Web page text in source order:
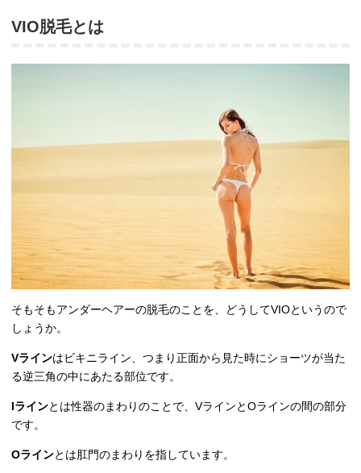
VIO脱毛とは
そもそもアンダーヘアーの脱毛のことを、どうしてVIOというので
しょうか。
Vラインはビキニライン、つまり正面から見た時にショーツが当た
る逆三角の中にあたる部位です。
Iラインとは性器のまわりのことで、VラインとOラインの間の部分
です。
Oラインとは肛門のまわりを指しています。